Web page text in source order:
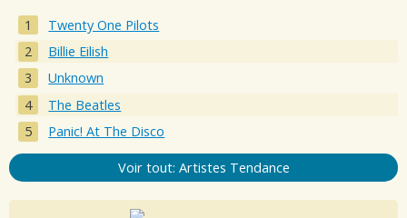
Twenty One Pilots
Billie Eilish
Unknown
The Beatles
Panic! At The Disco
Voir tout: Artistes Tendance